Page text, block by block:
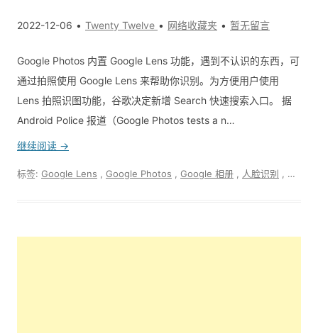
2022-12-06 Twenty Twelve 网络收藏夹 暂无留言
Google Photos 内置 Google Lens 功能，遇到不认识的东西，可
通过拍照使用 Google Lens 来帮助你识别。为方便用户使用
Lens 拍照识图功能，谷歌决定新增 Search 快速搜索入口。 据
Android Police 报道（Google Photos tests a n…
继续阅读 →
标签: Google Lens Google Photos Google 相册 人脸识别 拍照识